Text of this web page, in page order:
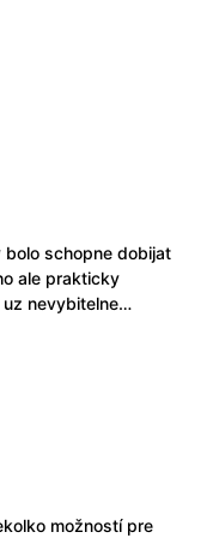
bolo schopne dobijat
ale prakticky
uz nevybitelne…
možností pre